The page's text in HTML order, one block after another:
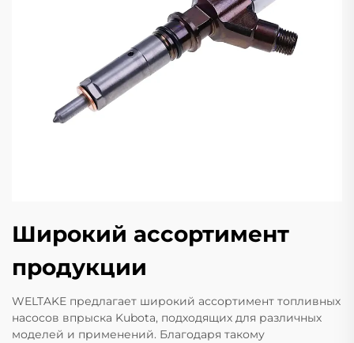
Широкий ассортимент
продукции
WELTAKE предлагает широкий ассортимент топливных
насосов впрыска Kubota, подходящих для различных
моделей и применений. Благодаря такому